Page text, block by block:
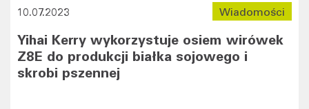
Wiadomości
10.07.2023
Yihai Kerry wykorzystuje osiem wirówek
Z8E do produkcji białka sojowego i
skrobi pszennej